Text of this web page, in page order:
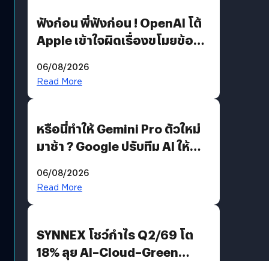
ฟังก่อน พี่ฟังก่อน ! OpenAI โต้
Apple เข้าใจผิดเรื่องขโมยข้อมูล
06/08/2026
Read More
หรือนี่ทำให้ Gemini Pro ตัวใหม่
มาช้า ? Google ปรับทีม AI ให้
AGI
06/08/2026
Read More
SYNNEX โชว์กำไร Q2/69 โต
18% ลุย AI–Cloud–Green